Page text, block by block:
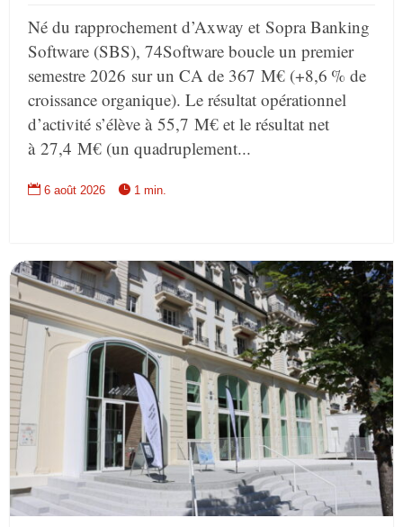
Né du rapprochement d’Axway et Sopra Banking
Software (SBS), 74Software boucle un premier
semestre 2026 sur un CA de 367 M€ (+8,6 % de
croissance organique). Le résultat opérationnel
d’activité s’élève à 55,7 M€ et le résultat net
à 27,4 M€ (un quadruplement...
 6 août 2026  1 min.